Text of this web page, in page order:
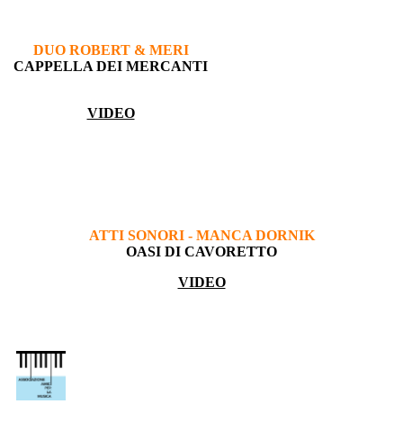
DUO ROBERT & MERI
CAPPELLA DEI MERCANTI
VIDEO
ATTI SONORI - MANCA DORNIK
OASI DI CAVORETTO
VIDEO